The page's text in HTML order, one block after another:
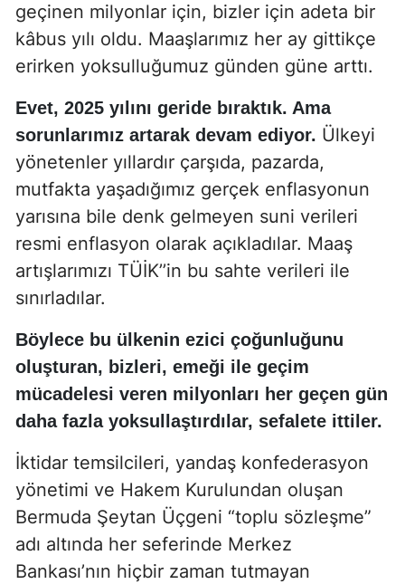
geçinen milyonlar için, bizler için adeta bir
kâbus yılı oldu. Maaşlarımız her ay gittikçe
erirken yoksulluğumuz günden güne arttı.
Evet, 2025 yılını geride bıraktık. Ama
sorunlarımız artarak devam ediyor. Ülkeyi
yönetenler yıllardır çarşıda, pazarda,
mutfakta yaşadığımız gerçek enflasyonun
yarısına bile denk gelmeyen suni verileri
resmi enflasyon olarak açıkladılar. Maaş
artışlarımızı TÜİK’’in bu sahte verileri ile
sınırladılar.
Böylece bu ülkenin ezici çoğunluğunu
oluşturan, bizleri, emeği ile geçim
mücadelesi veren milyonları her geçen gün
daha fazla yoksullaştırdılar, sefalete ittiler.
İktidar temsilcileri, yandaş konfederasyon
yönetimi ve Hakem Kurulundan oluşan
Bermuda Şeytan Üçgeni “toplu sözleşme”
adı altında her seferinde Merkez
Bankası’nın hiçbir zaman tutmayan